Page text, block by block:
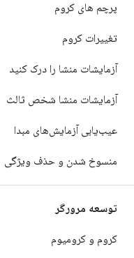
پرچم های کروم
تغییرات کروم
آزمایشات منشا را درک کنید
آزمایشات منشا شخص ثالث
عیب‌یابی آزمایش‌های مبدا
منسوخ شدن و حذف ویژگی
توسعه مرورگر
کروم و کرومیوم